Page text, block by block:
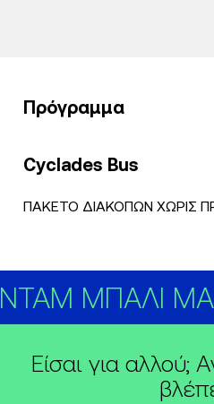
Πρόγραμμα
Cyclades Bus
ΠΑΚΕΤΟ ΔΙΑΚΟΠΩΝ ΧΩΡΙΣ
ΜΠΑΛΙ
Είσαι για αλλού;